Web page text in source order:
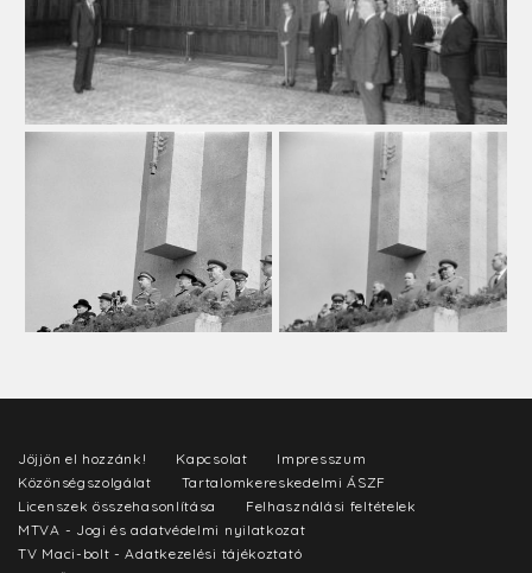
Jöjjön el hozzánk! Kapcsolat
Impresszum
Közönségszolgálat
Tartalomkereskedelmi ÁSZF
Licenszek összehasonlítása
Felhasználási feltételek
MTVA - Jogi és adatvédelmi nyilatkozat
TV Maci-bolt - Adatkezelési tájékoztató